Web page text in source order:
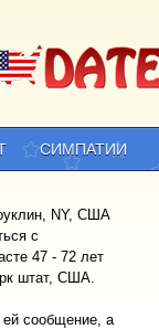
СИМПАТИИ
NY, США
с
47 - 72 лет
штат, США.
ей сообщение, а